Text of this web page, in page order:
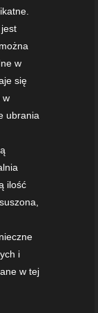
w
się
w
ubrania
ilość
i
w tej